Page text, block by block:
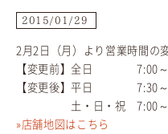
2015/01/29
2月2日（月）より営業時間の
【変更前】全日 7:00～
【変更後】平日 7:30～
土・日・祝 7:00～
»店舗地図はこちら